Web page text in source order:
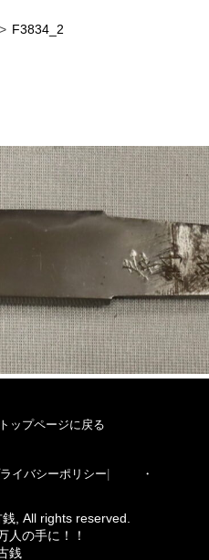
> F3834_2
トップページに戻る
イバシーポリシー ・
, All rights reserved.
人の手に！！
銭